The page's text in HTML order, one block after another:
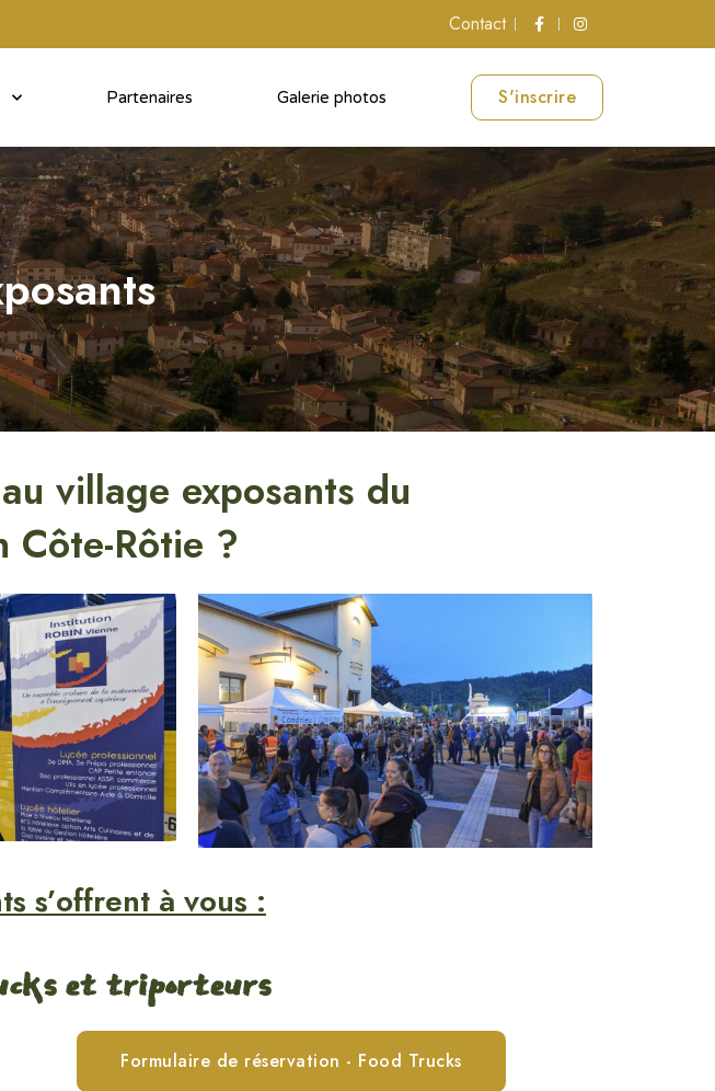
Contact
Partenaires Galerie photos S'inscrire
village exposants du
Côte-Rôtie ?
s’offrent à vous :
et triporteurs
Formulaire de réservation - Food Trucks